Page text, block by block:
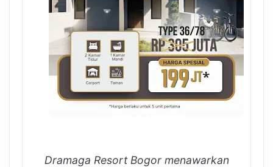
Dramaga Resort Bogor menawarkan